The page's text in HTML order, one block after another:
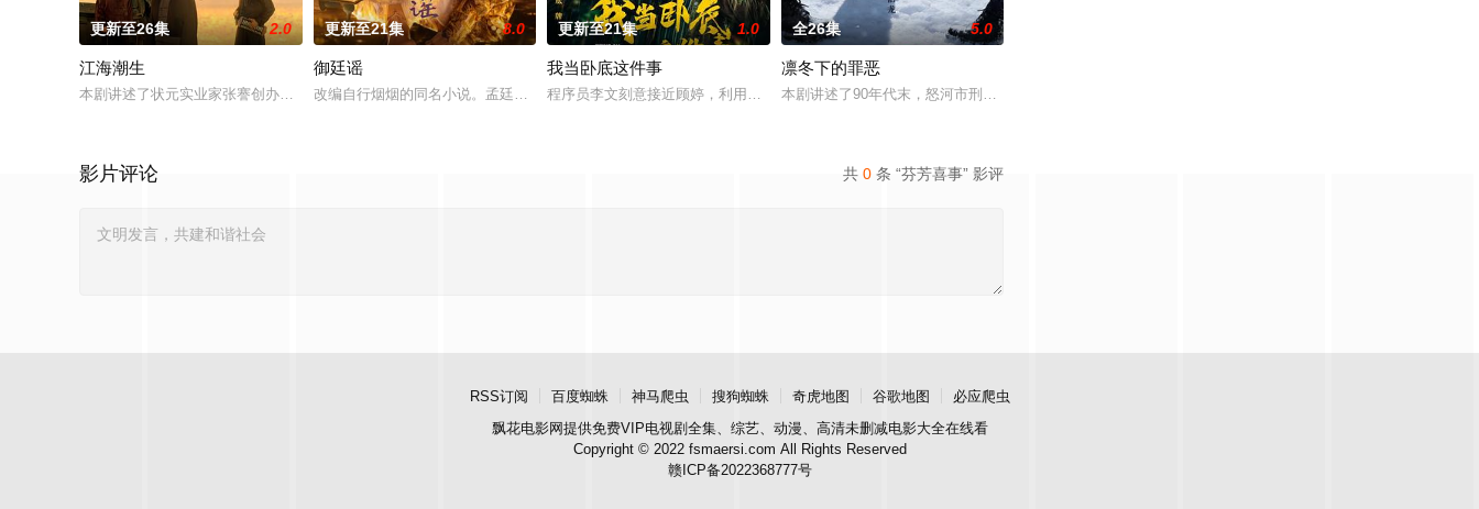
更新至26集 2.0
江海潮生
本剧讲述了状元实业家张謇创办大生企业，实业报国的故事。甲午战争后，国家蒙羞，张謇虽高中状元，却渴望寻求
更新至21集 8.0
御廷谣
改编自行烟烟的同名小说。孟廷辉，大平王朝有史以来个以女子进士科三元及第入翰林院的奇女子。十年前的她被他
更新至21集 1.0
我当卧底这件事
程序员李文刻意接近顾婷，利用顾炎女儿奴的属性，请求老炮儿顾炎带自己用程序员身份卧底电诈集团以求查出未婚
全26集 5.0
凛冬下的罪恶
本剧讲述了90年代末，怒河市刑侦支队在无普及监控、无DNA鉴定技术的支持下，通过摸排、勘查等传统刑侦
共 0 条 “芬芳喜事” 影评
影片评论
RSS订阅 百度蜘蛛 神马爬虫 搜狗蜘蛛 奇虎地图 谷歌地图
必应爬虫
飘花电影网提供免费VIP电视剧全集、综艺、动漫、高清未删减电影大全在线看
Copyright © 2022 fsmaersi.com All Rights Reserved
赣ICP备2022368777号